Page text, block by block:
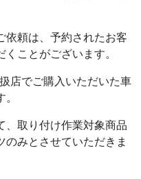
頼は、予約されたお客
ことがございます。
店でご購入いただいた車
取り付け作業対象商品
のみとさせていただきま